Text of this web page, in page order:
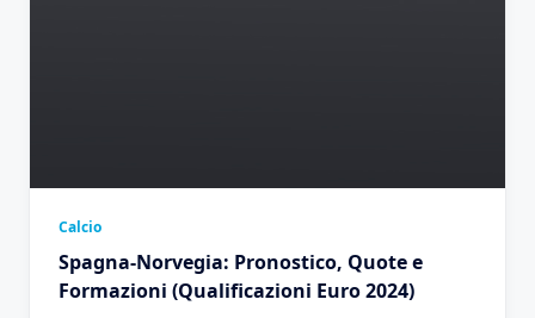
Calcio
Spagna-Norvegia: Pronostico, Quote e
Formazioni (Qualificazioni Euro 2024)